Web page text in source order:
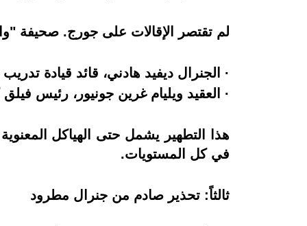
لم تقتصر الإقالات على جورج. صحيفة
· الجنرال ديفيد هادني، قائد قيادة
· العقيد ويليام غرين جونيور، رئيس
هذا التطهير يشمل حتى الهياكل
في كل المستويات.
ثالثاً: تحذير صادم من جنرال مطرود